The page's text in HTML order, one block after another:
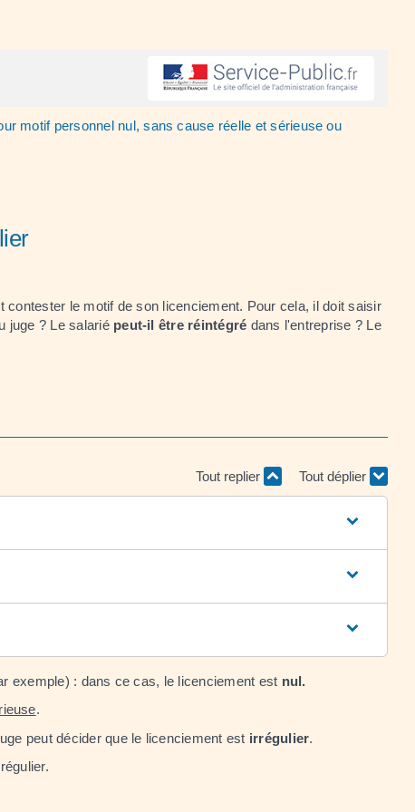
motif personnel nul, sans cause réelle et sérieuse ou
le motif de son licenciement. Pour cela, il doit saisir
juge ? Le salarié peut-il être réintégré dans l'entreprise ? Le
Tout replier Tout déplier
exemple) : dans ce cas, le licenciement est nul.
.
peut décider que le licenciement est irrégulier.